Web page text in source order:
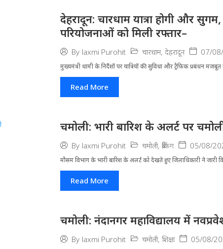
देहरादून: चारधाम यात्रा होगी और
परियोजनाओं को मिली रफ्तार–
By laxmi Purohit चारधाम, देहरादून 07/
मुख्यमंत्री धामी के निर्देशों पर यात्रियों की सुविधा और ट्रैफिक प्रबंधन
Read More
चमोली: भारी बारिश के अलर्ट पर
By laxmi Purohit चमोली, ब्रेकिंग 05/08/
मौसम विभाग के भारी बारिश के अलर्ट को देखते हुए जिला​धिकारी ने
Read More
चमोली: नंदानगर महाविद्यालय में
By laxmi Purohit चमोली, शिक्षा 05/08/